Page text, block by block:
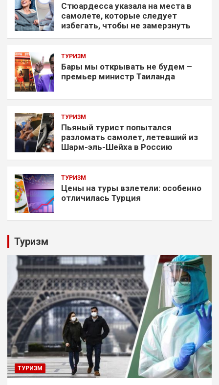
Стюардесса указала на места в
самолете, которые следует
избегать, чтобы не замерзнуть
ТУРИЗМ
Бары мы открывать не будем –
премьер министр Таиланда
ТУРИЗМ
Пьяный турист попытался
разломать самолет, летевший из
Шарм-эль-Шейха в Россию
ТУРИЗМ
Цены на туры взлетели: особенно
отличилась Турция
Туризм
ТУРИЗМ